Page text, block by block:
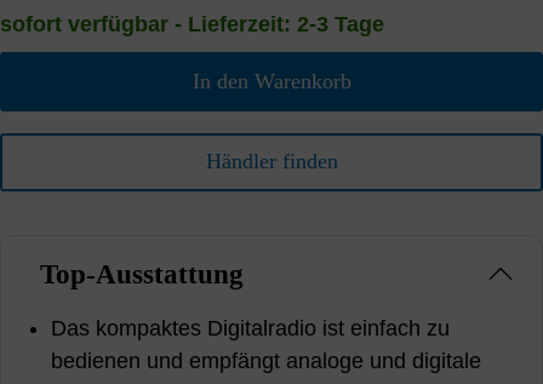
sofort verfügbar - Lieferzeit: 2-3 Tage
In den Warenkorb
Händler finden
Top-Ausstattung
Das kompaktes Digitalradio ist einfach zu
bedienen und empfängt analoge und digitale